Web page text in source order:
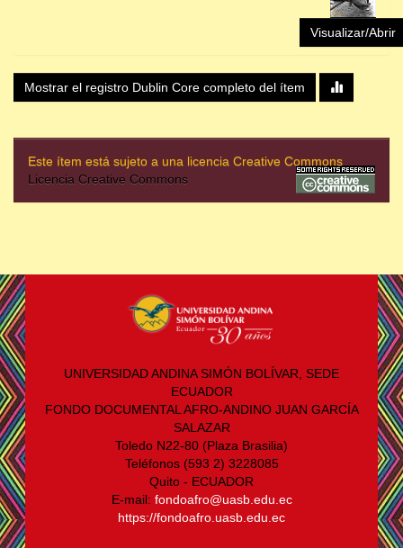
Visualizar/Abrir
Mostrar el registro Dublin Core completo del ítem
Este ítem está sujeto a una licencia Creative Commons
Licencia Creative Commons
UNIVERSIDAD ANDINA SIMÓN BOLÍVAR, SEDE
ECUADOR
FONDO DOCUMENTAL AFRO-ANDINO JUAN GARCÍA
SALAZAR
Toledo N22-80 (Plaza Brasilia)
Teléfonos (593 2) 3228085
Quito - ECUADOR
E-mail: fondoafro@uasb.edu.ec
https://fondoafro.uasb.edu.ec